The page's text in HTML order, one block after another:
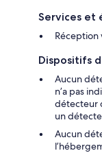
Services et
Réception
Dispositifs
Aucun
n’a pas
détecteur
un
Aucun